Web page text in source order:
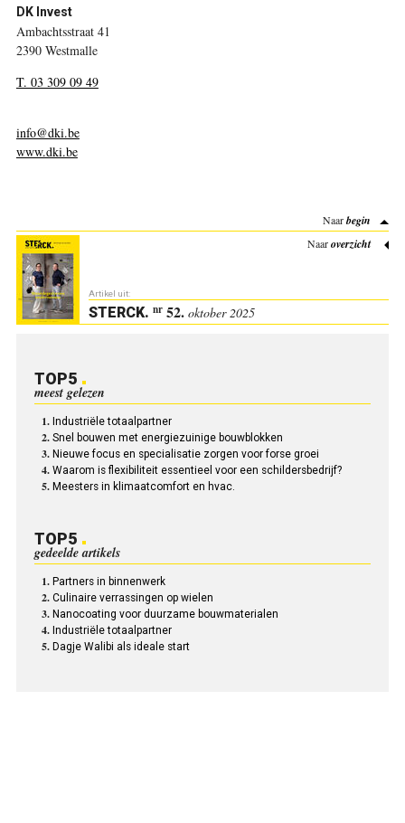
DK Invest
Ambachtsstraat 41
2390 Westmalle
T. 03 309 09 49
info@dki.be
www.dki.be
Naarbegin
Naaroverzicht
Artikel uit:
STERCK. nr52. oktober 2025
TOP5
meest gelezen
Industriële totaalpartner
Snel bouwen met energiezuinige bouwblokken
Nieuwe focus en specialisatie zorgen voor forse groei
Waarom is flexibiliteit essentieel voor een schildersbedrijf?
Meesters in klimaatcomfort en hvac.
TOP5
gedeelde artikels
Partners in binnenwerk
Culinaire verrassingen op wielen
Nanocoating voor duurzame bouwmaterialen
Industriële totaalpartner
Dagje Walibi als ideale start